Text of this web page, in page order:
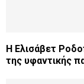
Η Ελισάβετ
της υφαντικής